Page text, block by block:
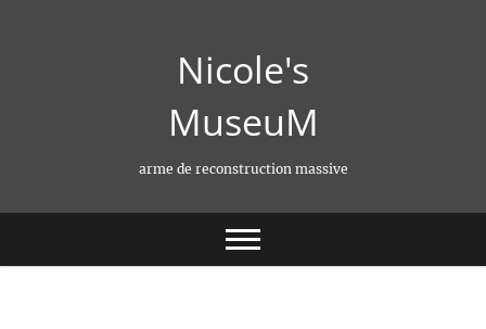
Nicole's
MuseuM
arme de reconstruction massive